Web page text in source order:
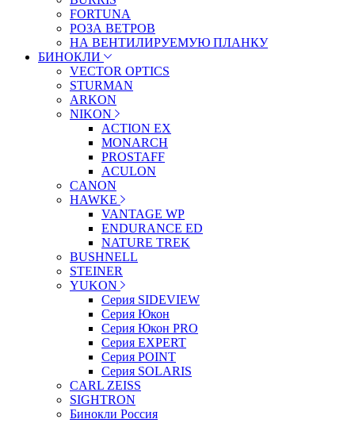
FORTUNA
РОЗА ВЕТРОВ
НА ВЕНТИЛИРУЕМУЮ ПЛАНКУ
БИНОКЛИ
VECTOR OPTICS
STURMAN
ARKON
NIKON
ACTION EX
MONARCH
PROSTAFF
ACULON
CANON
HAWKE
VANTAGE WP
ENDURANCE ED
NATURE TREK
BUSHNELL
STEINER
YUKON
Серия SIDEVIEW
Серия Юкон
Серия Юкон PRO
Серия EXPERT
Серия POINT
Серия SOLARIS
CARL ZEISS
SIGHTRON
Бинокли Россия